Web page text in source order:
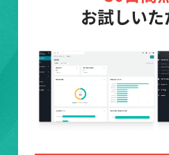
お試しい